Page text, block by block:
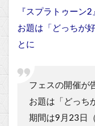
『スプラトゥーン
お題は「どっちが
とに
フェスの開催が
お題は「どっち
期間は9月23日